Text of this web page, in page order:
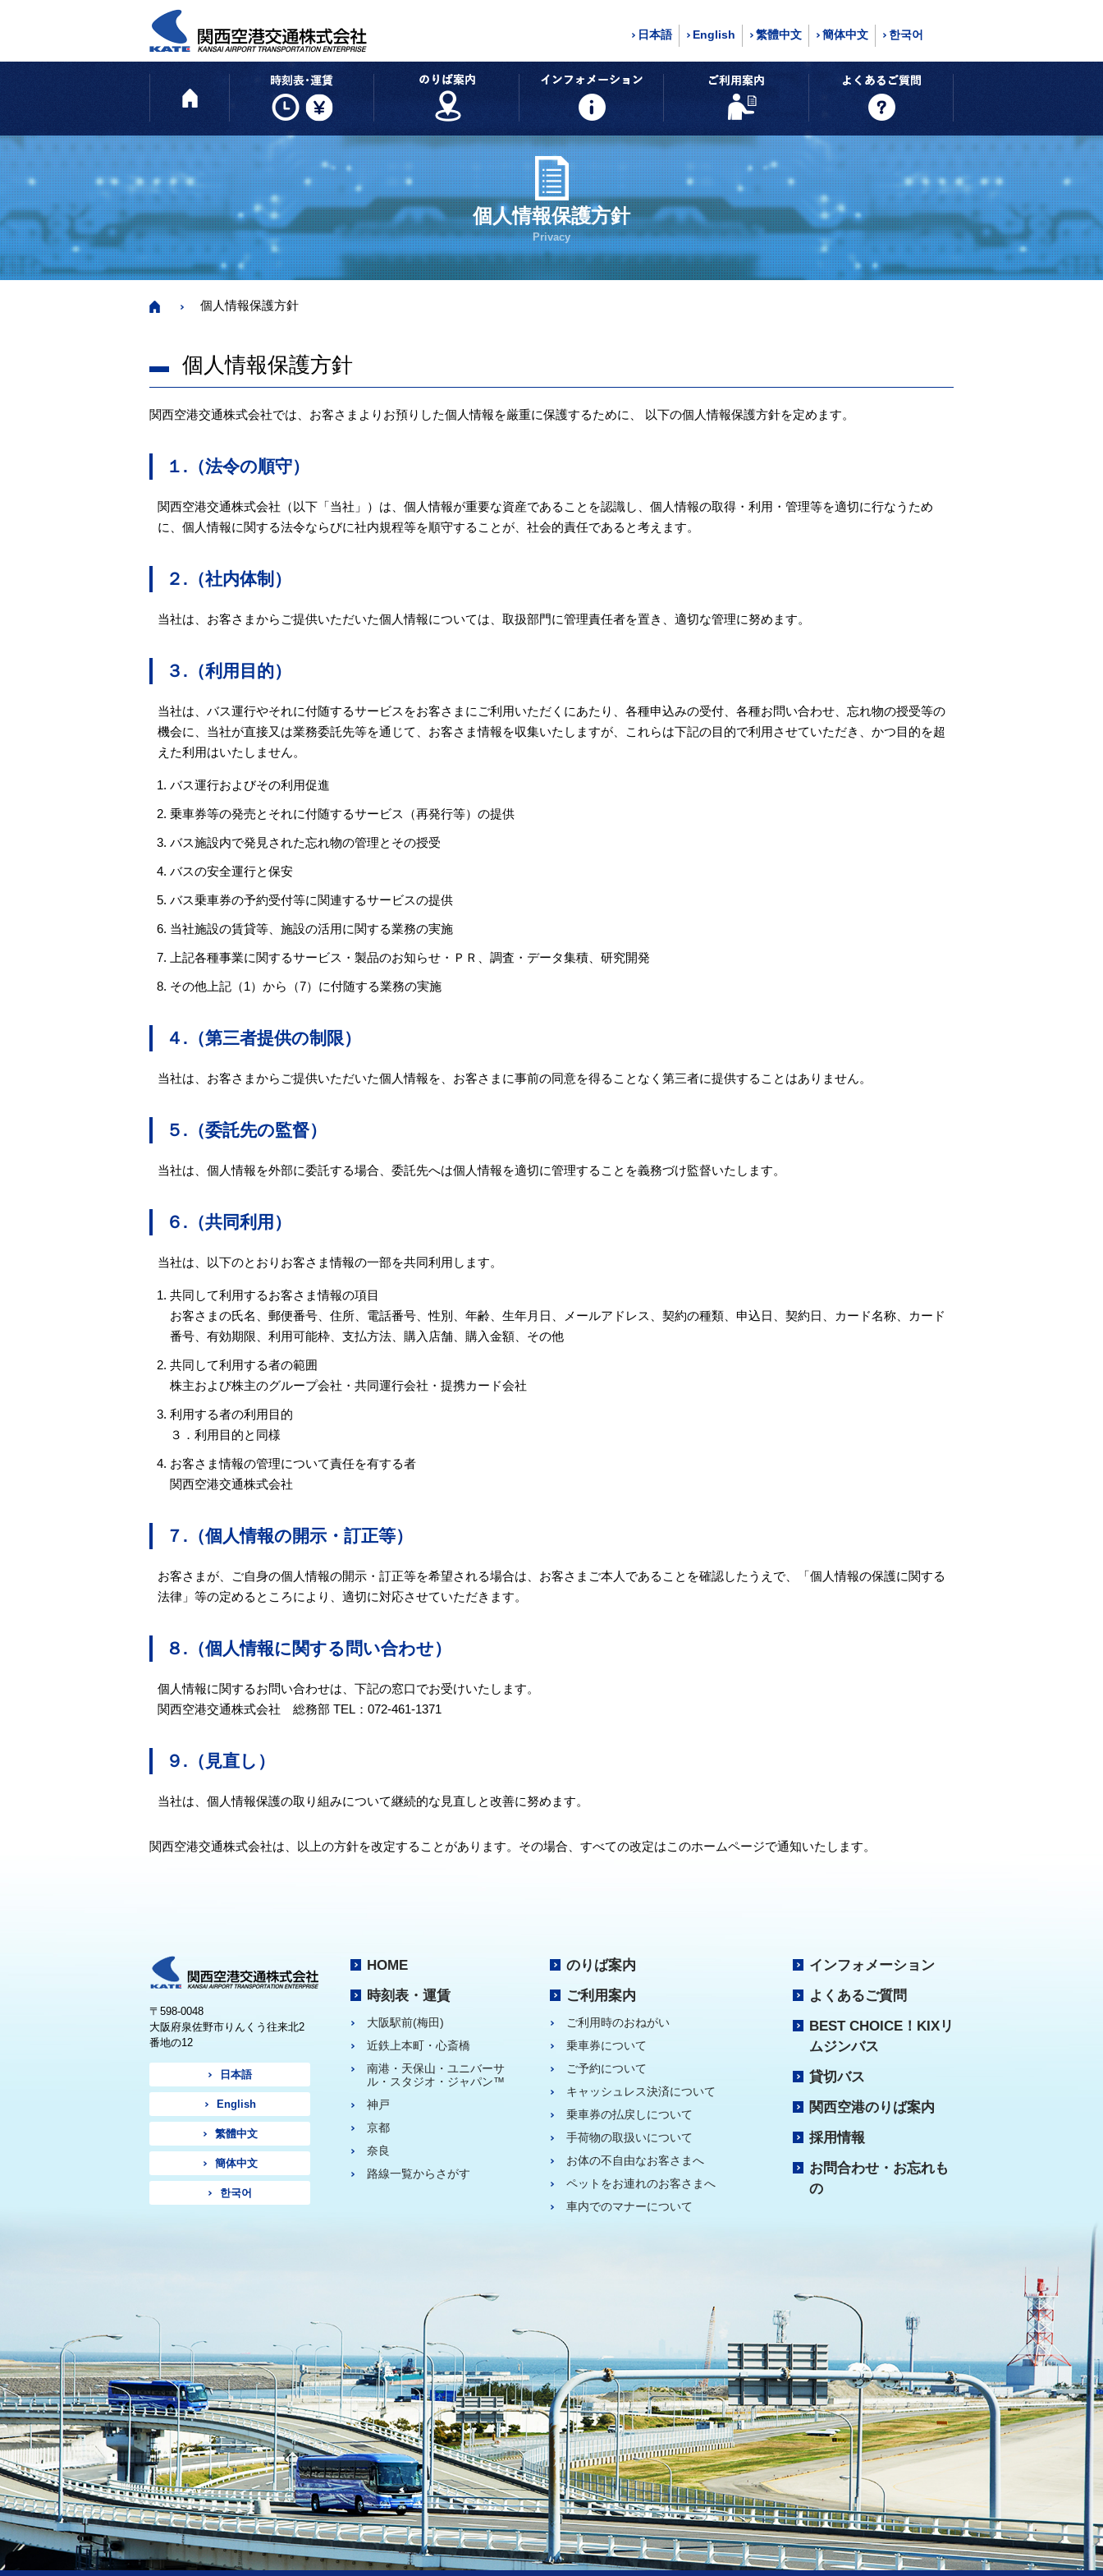
日本語 English 繁體中文 簡体中文 한국어
時刻表・運賃 のりば案内 インフォメーション ご利用案内
個人情報保護方針
Privacy
個人情報保護方針
個人情報保護方針
関西空港交通株式会社では、お客さまよりお預りした個人情報を厳重に保護するために、 以下の個人情報保護方針を定めます。
１.（法令の順守）
関西空港交通株式会社（以下「当社」）は、個人情報が重要な資産であることを認識し、個人情報の取得・利用・管理等を適切に行なうため
に、個人情報に関する法令ならびに社内規程等を順守することが、社会的責任であると考えます。
２.（社内体制）
当社は、お客さまからご提供いただいた個人情報については、取扱部門に管理責任者を置き、適切な管理に努めます。
３.（利用目的）
当社は、バス運行やそれに付随するサービスをお客さまにご利用いただくにあたり、各種申込みの受付、各種お問い合わせ、忘れ物の授受等の
機会に、当社が直接又は業務委託先等を通じて、お客さま情報を収集いたしますが、これらは下記の目的で利用させていただき、かつ目的を超
えた利用はいたしません。
バス運行およびその利用促進
乗車券等の発売とそれに付随するサービス（再発行等）の提供
バス施設内で発見された忘れ物の管理とその授受
バスの安全運行と保安
バス乗車券の予約受付等に関連するサービスの提供
当社施設の賃貸等、施設の活用に関する業務の実施
上記各種事業に関するサービス・製品のお知らせ・ＰＲ、調査・データ集積、研究開発
その他上記（1）から（7）に付随する業務の実施
４.（第三者提供の制限）
当社は、お客さまからご提供いただいた個人情報を、お客さまに事前の同意を得ることなく第三者に提供することはありません。
５.（委託先の監督）
当社は、個人情報を外部に委託する場合、委託先へは個人情報を適切に管理することを義務づけ監督いたします。
６.（共同利用）
当社は、以下のとおりお客さま情報の一部を共同利用します。
共同して利用するお客さま情報の項目
お客さまの氏名、郵便番号、住所、電話番号、性別、年齢、生年月日、メールアドレス、契約の種類、申込日、契約日、カード名称、カード
番号、有効期限、利用可能枠、支払方法、購入店舗、購入金額、その他
共同して利用する者の範囲
株主および株主のグループ会社・共同運行会社・提携カード会社
利用する者の利用目的
３．利用目的と同様
お客さま情報の管理について責任を有する者
関西空港交通株式会社
７.（個人情報の開示・訂正等）
お客さまが、ご自身の個人情報の開示・訂正等を希望される場合は、お客さまご本人であることを確認したうえで、「個人情報の保護に関する
法律」等の定めるところにより、適切に対応させていただきます。
８.（個人情報に関する問い合わせ）
個人情報に関するお問い合わせは、下記の窓口でお受けいたします。
関西空港交通株式会社 総務部 TEL：072-461-1371
９.（見直し）
当社は、個人情報保護の取り組みについて継続的な見直しと改善に努めます。
関西空港交通株式会社は、以上の方針を改定することがあります。その場合、すべての改定はこのホームページで通知いたします。
〒598-0048
大阪府泉佐野市りんくう往来北2
番地の12
日本語
English
繁體中文
簡体中文
한국어
HOME
のりば案内
時刻表・運賃
大阪駅前(梅田)
近鉄上本町・心斎橋
南港・天保山・ユニバーサ
ル・スタジオ・ジャパン™
神戸
京都
奈良
路線一覧からさがす
ご利用案内
ご利用時のおねがい
乗車券について
ご予約について
キャッシュレス決済について
乗車券の払戻しについて
手荷物の取扱いについて
お体の不自由なお客さまへ
ペットをお連れのお客さまへ
車内でのマナーについて
インフォメーション
よくあるご質問
BEST CHOICE！KIXリ
ムジンバス
貸切バス
関西空港のりば案内
採用情報
お問合わせ・お忘れも
の